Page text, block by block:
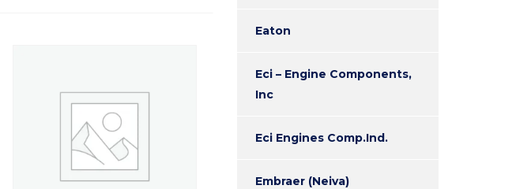
Eaton
Eci – Engine Components,
Inc
Eci Engines Comp.Ind.
Embraer (Neiva)